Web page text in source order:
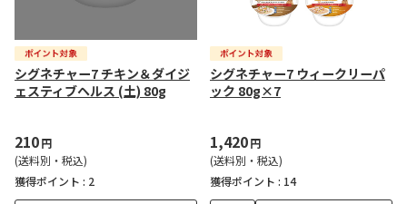
シグネチャー7 チキン＆ダイジ
ェスティブヘルス (土) 80g
210円
(送料別・税込)
獲得ポイント : 2
シグネチャー7 ウィークリーパ
ック 80g×7
1,420円
(送料別・税込)
獲得ポイント : 14